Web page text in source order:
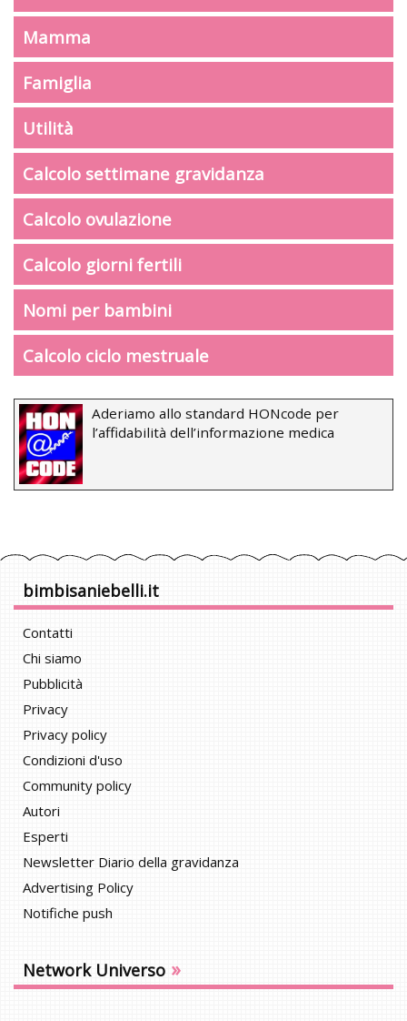
Mamma
Famiglia
Utilità
Calcolo settimane gravidanza
Calcolo ovulazione
Calcolo giorni fertili
Nomi per bambini
Calcolo ciclo mestruale
Aderiamo allo standard HONcode per
l’affidabilità dell’informazione medica
bimbisaniebelli.it
Contatti
Chi siamo
Pubblicità
Privacy
Privacy policy
Condizioni d'uso
Community policy
Autori
Esperti
Newsletter Diario della gravidanza
Advertising Policy
Notifiche push
Network Universo »